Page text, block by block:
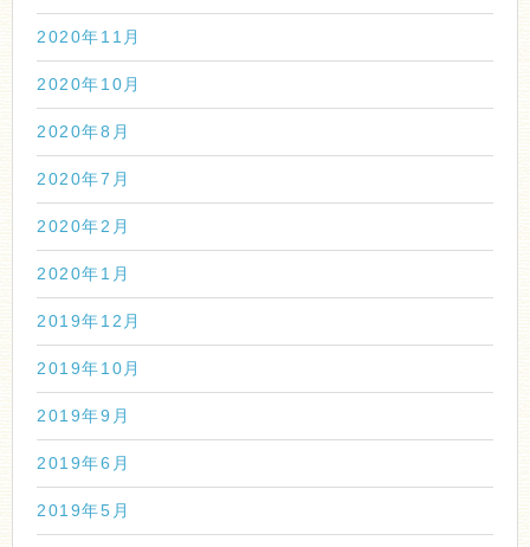
2020年11月
2020年10月
2020年8月
2020年7月
2020年2月
2020年1月
2019年12月
2019年10月
2019年9月
2019年6月
2019年5月